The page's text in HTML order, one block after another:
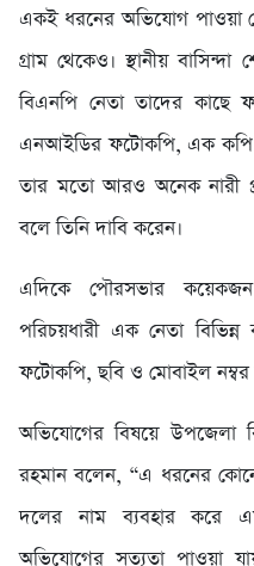
একই ধরনের অভিযোগ পাওয়া
গ্রাম থেকেও। স্থানীয়
বিএনপি নেতা তাদের কাছে
এনআইডির ফটোকপি, এক কপি
তার মতো আরও অনেক নারী
বলে তিনি দাবি করেন।
এদিকে পৌরসভার
পরিচয়ধারী এক নেতা
ফটোকপি, ছবি ও মোবাইল নম্বর
অভিযোগের বিষয়ে উপজেলা
রহমান বলেন, “এ ধরনের
দলের নাম ব্যবহার করে
অভিযোগের সত্যতা পাওয়া